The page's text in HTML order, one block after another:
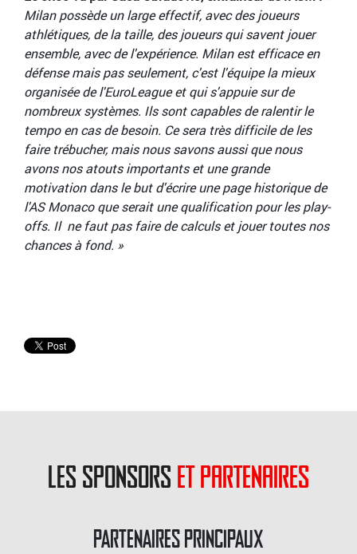
Milan possède un large effectif, avec des joueurs
athlétiques, de la taille, des joueurs qui savent jouer
ensemble, avec de l'expérience. Milan est efficace en
défense mais pas seulement, c'est l'équipe la mieux
organisée de l'EuroLeague et qui s'appuie sur de
nombreux systèmes. Ils sont capables de ralentir le
tempo en cas de besoin. Ce sera très difficile de les
faire trébucher, mais nous savons aussi que nous
avons nos atouts importants et une grande
motivation dans le but d'écrire une page historique de
l'AS Monaco que serait une qualification pour les play-
offs. Il ne faut pas faire de calculs et jouer toutes nos
chances à fond. »
les sponsors et partenaires
PARTENAIRES PRINCIPAUX